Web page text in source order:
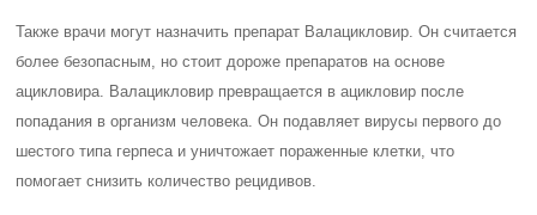
Также врачи могут назначить препарат Валацикловир. Он считается
более безопасным, но стоит дороже препаратов на основе
ацикловира. Валацикловир превращается в ацикловир после
попадания в организм человека. Он подавляет вирусы первого до
шестого типа герпеса и уничтожает пораженные клетки, что
помогает снизить количество рецидивов.